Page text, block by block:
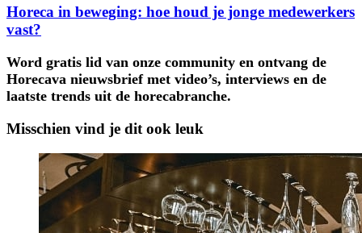
Horeca in beweging: hoe houd je jonge medewerkers
vast?
Word gratis lid van onze community en ontvang de
Horecava nieuwsbrief met video’s, interviews en de
laatste trends uit de horecabranche.
Misschien vind je dit ook leuk